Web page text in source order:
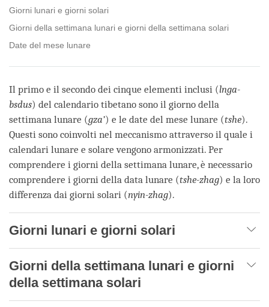
facebook
Giorni lunari e giorni solari
Giorni della settimana lunari e giorni della settimana solari
Date del mese lunare
Il primo e il secondo dei cinque elementi inclusi (lnga-
bsdus) del calendario tibetano sono il giorno della
settimana lunare (gza’) e le date del mese lunare (tshe).
Questi sono coinvolti nel meccanismo attraverso il quale i
calendari lunare e solare vengono armonizzati. Per
comprendere i giorni della settimana lunare, è necessario
comprendere i giorni della data lunare (tshe-zhag) e la loro
differenza dai giorni solari (nyin-zhag).
Giorni lunari e giorni solari
Giorni della settimana lunari e giorni
della settimana solari